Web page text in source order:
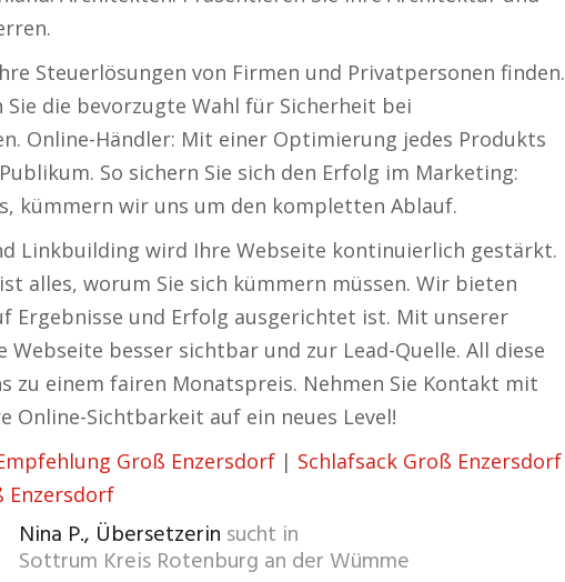
Steuerlösungen von Firmen und Privatpersonen finden.
Sie die bevorzugte Wahl für Sicherheit bei
Online-Händler: Mit einer Optimierung jedes Produkts
So sichern Sie sich den Erfolg im Marketing:
kümmern wir uns um den kompletten Ablauf.
Linkbuilding wird Ihre Webseite kontinuierlich gestärkt.
alles, worum Sie sich kümmern müssen. Wir bieten
Ergebnisse und Erfolg ausgerichtet ist. Mit unserer
besser sichtbar und zur Lead-Quelle. All diese
zu einem fairen Monatspreis. Nehmen Sie Kontakt mit
Online-Sichtbarkeit auf ein neues Level!
Groß Enzersdorf | Schlafsack Groß Enzersdorf
Enzersdorf
Nina P., Übersetzerin sucht in
Sottrum Kreis Rotenburg an der Wümme